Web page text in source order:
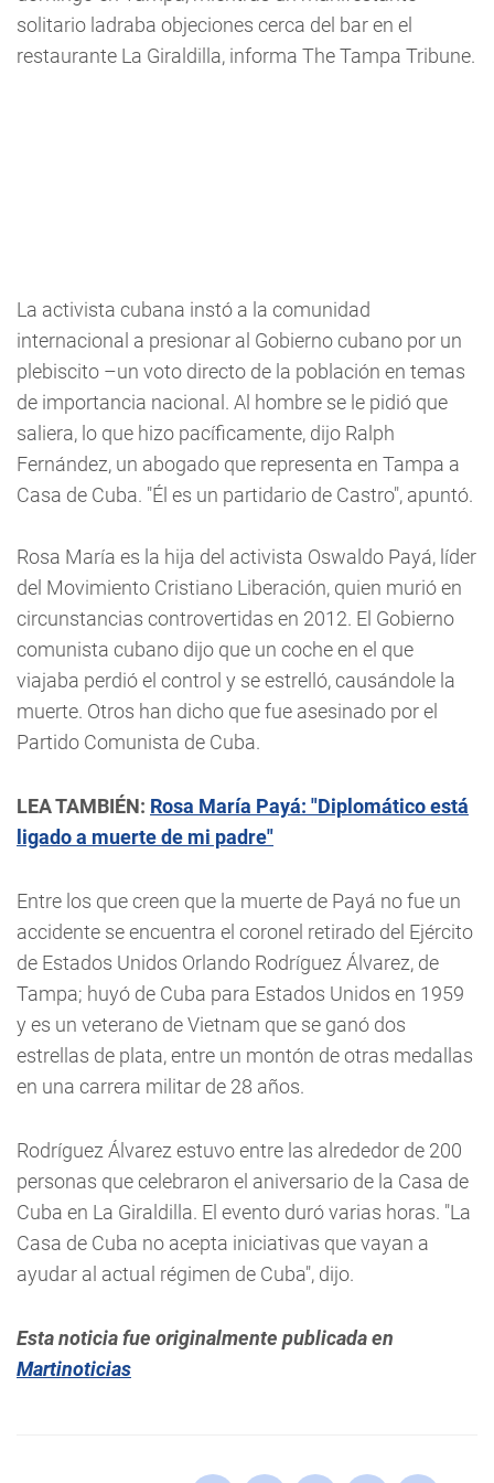
solitario ladraba objeciones cerca del bar en el
restaurante La Giraldilla, informa The Tampa Tribune.
La activista cubana instó a la comunidad
internacional a presionar al Gobierno cubano por un
plebiscito –un voto directo de la población en temas
de importancia nacional. Al hombre se le pidió que
saliera, lo que hizo pacíficamente, dijo Ralph
Fernández, un abogado que representa en Tampa a
Casa de Cuba. "Él es un partidario de Castro", apuntó.
Rosa María es la hija del activista Oswaldo Payá, líder
del Movimiento Cristiano Liberación, quien murió en
circunstancias controvertidas en 2012. El Gobierno
comunista cubano dijo que un coche en el que
viajaba perdió el control y se estrelló, causándole la
muerte. Otros han dicho que fue asesinado por el
Partido Comunista de Cuba.
LEA TAMBIÉN: Rosa María Payá: "Diplomático está
ligado a muerte de mi padre"
Entre los que creen que la muerte de Payá no fue un
accidente se encuentra el coronel retirado del Ejército
de Estados Unidos Orlando Rodríguez Álvarez, de
Tampa; huyó de Cuba para Estados Unidos en 1959
y es un veterano de Vietnam que se ganó dos
estrellas de plata, entre un montón de otras medallas
en una carrera militar de 28 años.
Rodríguez Álvarez estuvo entre las alrededor de 200
personas que celebraron el aniversario de la Casa de
Cuba en La Giraldilla. El evento duró varias horas. "La
Casa de Cuba no acepta iniciativas que vayan a
ayudar al actual régimen de Cuba", dijo.
Esta noticia fue originalmente publicada en
Martinoticias